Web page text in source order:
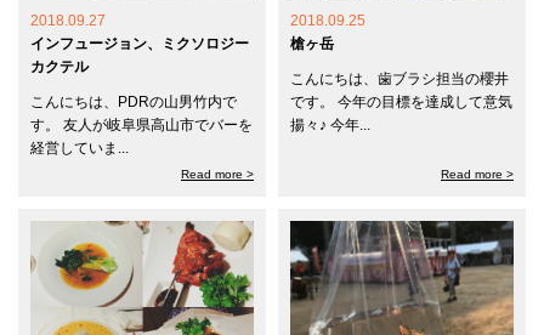
2018.09.27
インフュージョン、ミクソロジー
カクテル
こんにちは、PDRの山男竹内で
す。 友人が岐阜県高山市でバーを
経営していま...
Read more >
2018.09.25
槍ヶ岳
こんにちは、歯ブラシ担当の櫻井
です。 今年の目標を達成して意気
揚々♪ 今年...
Read more >